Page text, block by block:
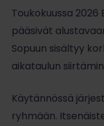
Toukokuussa
pääsivät
Sopuun sisältyy
aikataulun
Käytännössä
ryhmään.